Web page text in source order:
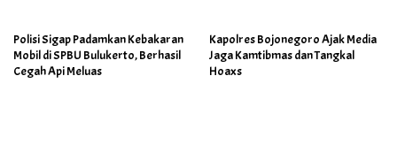
Polisi Sigap Padamkan Kebakaran
Mobil di SPBU Bulukerto, Berhasil
Cegah Api Meluas
Kapolres Bojonegoro Ajak Media
Jaga Kamtibmas dan Tangkal
Hoaxs